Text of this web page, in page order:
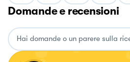
Domande e recensioni